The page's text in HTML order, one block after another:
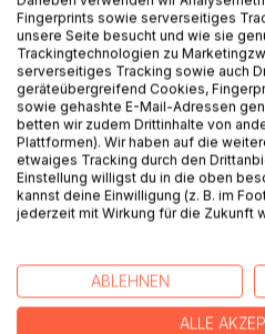
Aber diese neu entdeckte
Schafft er es, über dem
und seine Fetische auszuleben?
Diese Geschichte ist die erste
detaillierten Geschichten
realistischen Charakteren seine
unterwürfiger Mann.
Für alle mit schmutzigen
Enthält: Strapon,
körperliche Bestrafung,
Fußanbetung, Fesseln
Fingerprints sowie serverseitiges
unsere Seite besucht und wie sie
Trackingtechnologien zu
serverseitiges Tracking sowie auch
geräteübergreifend Cookies,
sowie gehashte E-Mail-Adressen
betten wir zudem Drittinhalte von
Plattformen). Wir haben auf die
etwaiges Tracking durch den
Einstellung willigst du in die oben
kannst deine Einwilligung (z. B. im
jederzeit mit Wirkung für die Zukunft
ABLEHNEN
ALLE